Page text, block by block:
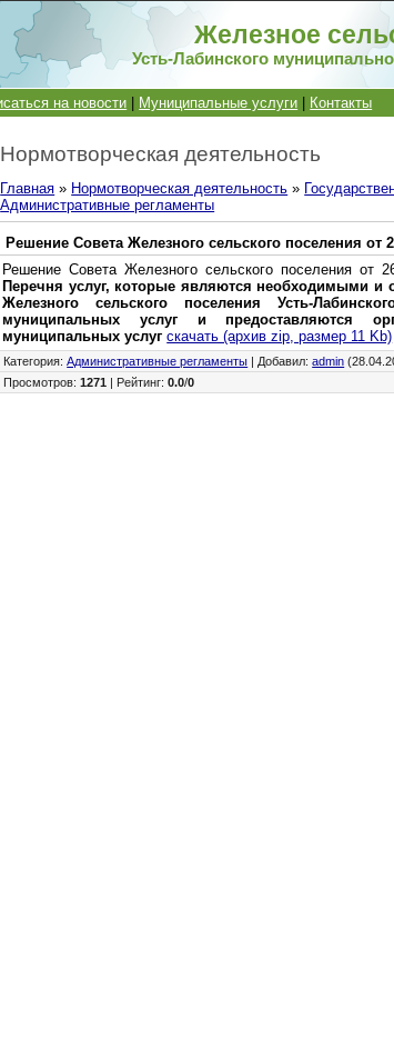
Железное
Усть-Лабинского
на новости Муниципальные услуги Контакты
Нормотворческая деятельность
Главная » Нормотворческая деятельность »
Административные регламенты
Решение Совета Железного сельского поселения
Решение Совета Железного сельского поселения
Перечня услуг, которые являются необходимыми и
Железного сельского поселения Усть-
муниципальных услуг и предоставляются
муниципальных услуг скачать (архив zip, размер 11 Kb)
Категория:Административные регламенты Добавил:admin
Просмотров:1271 Рейтинг:0.0/0